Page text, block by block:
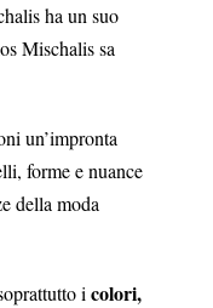
ha un suo
Mischalis sa
un’impronta
forme e nuance
della moda
i colori,